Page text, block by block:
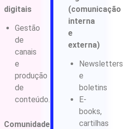
digitais
Gestão
de
canais
e
produção
de
conteúdo.
Comunidades
(comunicação
interna
e
externa)
Newsletters
e
boletins
E-
books,
cartilhas